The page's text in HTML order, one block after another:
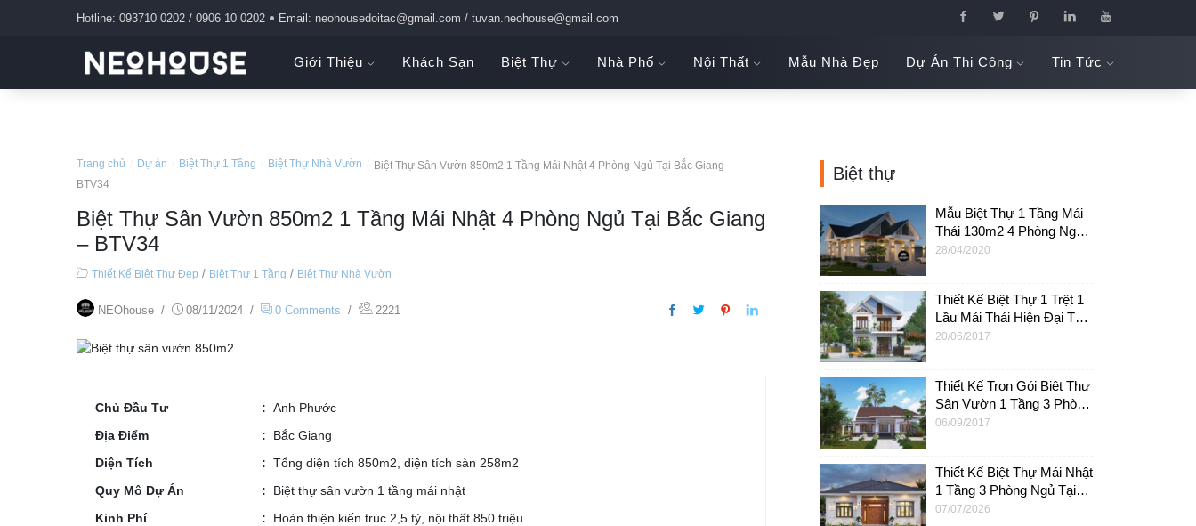
Hotline: 093710 0202 / 0906 10 0202 Email: neohousedoitac@gmail.com / tuvan.neohouse@gmail.com
Giới Thiệu Khách Sạn Biệt Thự Nhà Phố Nội Thất Mẫu Nhà Đẹp Dự Án Thi Công Tin Tức
Trang chủ Dự án Biệt Thự 1 Tầng Biệt Thự Nhà Vườn
Biệt Thự Sân Vườn 850m2 1 Tầng Mái Nhật 4 Phòng Ngủ Tại Bắc Giang –
BTV34
Biệt Thự Sân Vườn 850m2 1 Tầng Mái Nhật 4 Phòng Ngủ Tại Bắc Giang
– BTV34
Thiết Kế Biệt Thự Đẹp / Biệt Thự 1 Tầng / Biệt Thự Nhà Vườn
NEOhouse / 08/11/2024 / 0 Comments / 2221
Chủ Đầu Tư
Anh Phước
Địa Điểm
Bắc Giang
Diện Tích
Tổng diện tích 850m2, diện tích sàn 258m2
Quy Mô Dự Án
Biệt thự sân vườn 1 tầng mái nhật
Kinh Phí
Hoàn thiện kiến trúc 2,5 tỷ, nội thất 850 triệu
Biệt thự
Mẫu Biệt Thự 1 Tầng Mái
Thái 130m2 4 Phòng Ngủ
Tại HCM – BTV26
28/04/2020
Thiết Kế Biệt Thự 1 Trệt 1
Lầu Mái Thái Hiện Đại Tại
Hồ Chí Minh – BT05
20/06/2017
Thiết Kế Trọn Gói Biệt Thự
Sân Vườn 1 Tầng 3 Phòng
Ngủ Có Hồ Bơi – BTV03
06/09/2017
Thiết Kế Biệt Thự Mái Nhật
1 Tầng 3 Phòng Ngủ Tại
Quảng Ninh – BT66
07/07/2026